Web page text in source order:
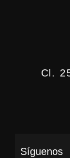
Síguenos
Cl.